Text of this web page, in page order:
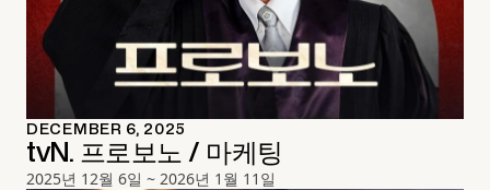
DECEMBER 6, 2025
tvN. 프로보노 / 마케팅
2025년 12월 6일 ~ 2026년 1월 11일